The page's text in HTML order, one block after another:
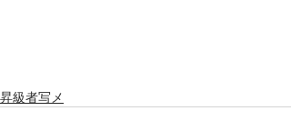
昇級者写メ